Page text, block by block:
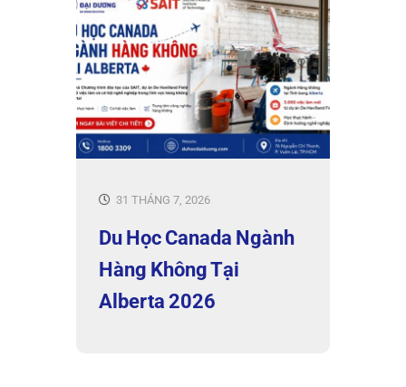
31 THÁNG 7, 2026
Du Học Canada Ngành
Hàng Không Tại
Alberta 2026